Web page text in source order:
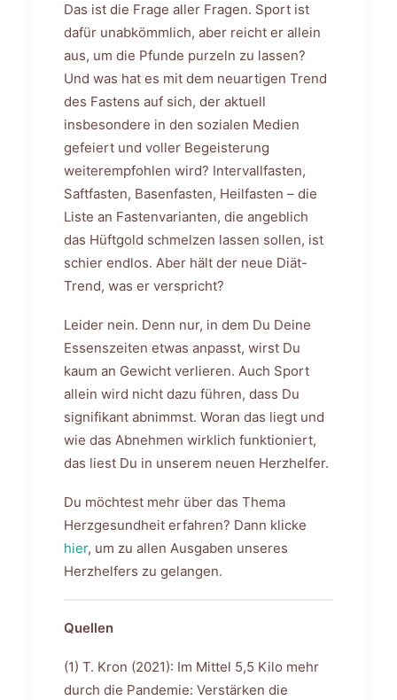
Das ist die Frage aller Fragen. Sport ist
dafür unabkömmlich, aber reicht er allein
aus, um die Pfunde purzeln zu lassen?
Und was hat es mit dem neuartigen Trend
des Fastens auf sich, der aktuell
insbesondere in den sozialen Medien
gefeiert und voller Begeisterung
weiterempfohlen wird? Intervallfasten,
Saftfasten, Basenfasten, Heilfasten – die
Liste an Fastenvarianten, die angeblich
das Hüftgold schmelzen lassen sollen, ist
schier endlos. Aber hält der neue Diät-
Trend, was er verspricht?
Leider nein. Denn nur, in dem Du Deine
Essenszeiten etwas anpasst, wirst Du
kaum an Gewicht verlieren. Auch Sport
allein wird nicht dazu führen, dass Du
signifikant abnimmst. Woran das liegt und
wie das Abnehmen wirklich funktioniert,
das liest Du in unserem neuen Herzhelfer.
Du möchtest mehr über das Thema
Herzgesundheit erfahren? Dann klicke
hier, um zu allen Ausgaben unseres
Herzhelfers zu gelangen.
Quellen
(1) T. Kron (2021): Im Mittel 5,5 Kilo mehr
durch die Pandemie: Verstärken die